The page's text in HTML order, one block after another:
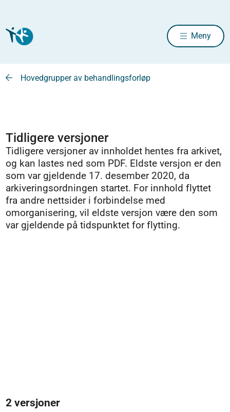
Meny
Hovedgrupper av behandlingsforløp
Tidligere versjoner
Tidligere versjoner av innholdet hentes fra arkivet,
og kan lastes ned som PDF. Eldste versjon er den
som var gjeldende 17. desember 2020, da
arkiveringsordningen startet. For innhold flyttet
fra andre nettsider i forbindelse med
omorganisering, vil eldste versjon være den som
var gjeldende på tidspunktet for flytting.
2 versjoner